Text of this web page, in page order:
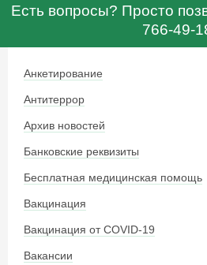
Есть вопросы? Просто
766-49-
Анкетирование
Антитеррор
Архив новостей
Банковские реквизиты
Бесплатная медицинская помощь
Вакцинация
Вакцинация от COVID-19
Вакансии